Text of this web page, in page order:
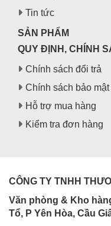
Tin tức
SẢN PHẨM
QUY ĐỊNH, CHÍNH
Chính sách đổi trả
Chính sách bảo mật
Hỗ trợ mua hàng
Kiểm tra đơn hàng
CÔNG TY TNHH
Văn phòng & Kho
Tổ, P Yên Hòa, Cầu